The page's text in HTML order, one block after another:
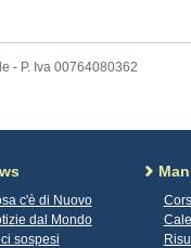
- P. Iva 00764080362
c'è di Nuovo
dal Mondo
sospesi